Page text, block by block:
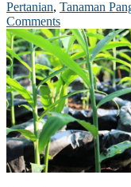
Pertanian, Tanaman
Comments